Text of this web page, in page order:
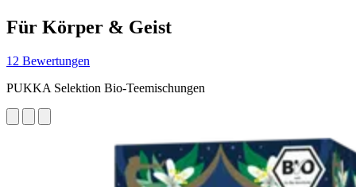
Für Körper & Geist
12 Bewertungen
PUKKA Selektion Bio-Teemischungen